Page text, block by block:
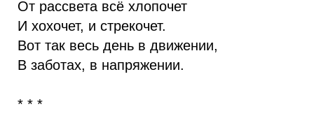
От рассвета всё хлопочет
И хохочет, и стрекочет.
Вот так весь день в движении,
В заботах, в напряжении.
* * *